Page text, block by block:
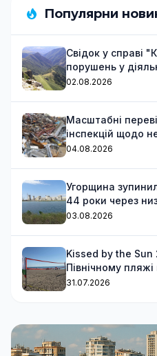
Популярни
Свідок у справі
порушень у
02.08.2026
Масштабні
інспекцій щодо
04.08.2026
Угорщина
44 роки через
03.08.2026
Kissed by the Sun
Північному пляжі
31.07.2026